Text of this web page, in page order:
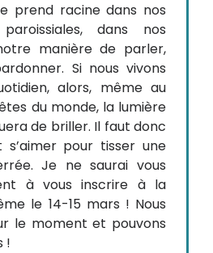
prend racine dans nos
dans nos
manière de parler,
Si nous vivons
alors, même au
du monde, la lumière
de briller. Il faut donc
pour tisser une
Je ne saurai vous
à vous inscrire à la
le 14-15 mars ! Nous
le moment et pouvons
!